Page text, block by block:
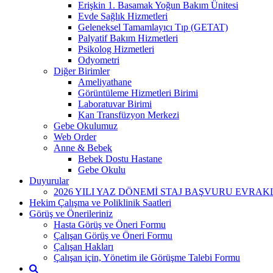
Erişkin 1. Basamak Yoğun Bakım Ünitesi
Evde Sağlık Hizmetleri
Geleneksel Tamamlayıcı Tıp (GETAT)
Palyatif Bakım Hizmetleri
Psikolog Hizmetleri
Odyometri
Diğer Birimler
Ameliyathane
Görüntüleme Hizmetleri Birimi
Laboratuvar Birimi
Kan Transfüzyon Merkezi
Gebe Okulumuz
Web Order
Anne & Bebek
Bebek Dostu Hastane
Gebe Okulu
Duyurular
2026 YILI YAZ DÖNEMİ STAJ BAŞVURU
Hekim Çalışma ve Poliklinik Saatleri
Görüş ve Önerileriniz
Hasta Görüş ve Öneri Formu
Çalışan Görüş ve Öneri Formu
Çalışan Hakları
Çalışan için, Yönetim ile Görüşme Talebi Formu